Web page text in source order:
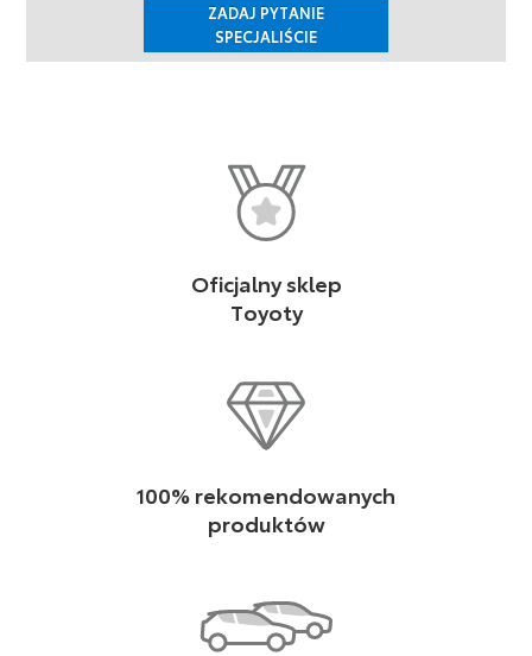
ZADAJ PYTANIE
SPECJALIŚCIE
Oficjalny sklep
Toyoty
100% rekomendowanych
produktów